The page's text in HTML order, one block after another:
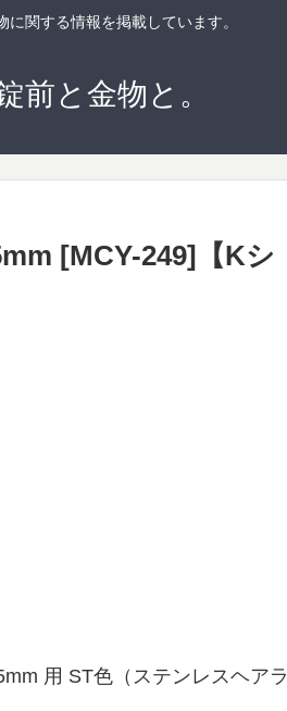
に関する情報を掲載しています。
前と金物と。
[MCY-249]【Kシ
用 ST色（ステンレスヘアラ